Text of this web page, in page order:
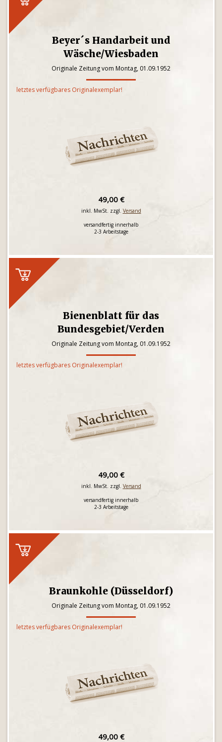
Beyer´s Handarbeit und
Wäsche/Wiesbaden
Originale Zeitung vom Montag, 01.09.1952
letztes verfügbares Originalexemplar!
49,00 €
inkl. MwSt. zzgl. Versand
versandfertig innerhalb
2-3 Arbeitstage
Bienenblatt für das
Bundesgebiet/Verden
Originale Zeitung vom Montag, 01.09.1952
letztes verfügbares Originalexemplar!
49,00 €
inkl. MwSt. zzgl. Versand
versandfertig innerhalb
2-3 Arbeitstage
Braunkohle (Düsseldorf)
Originale Zeitung vom Montag, 01.09.1952
letztes verfügbares Originalexemplar!
49,00 €